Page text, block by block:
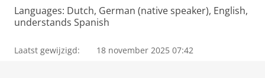
Languages: Dutch, German (native speaker), English,
understands Spanish
Laatst gewijzigd: 18 november 2025 07:42